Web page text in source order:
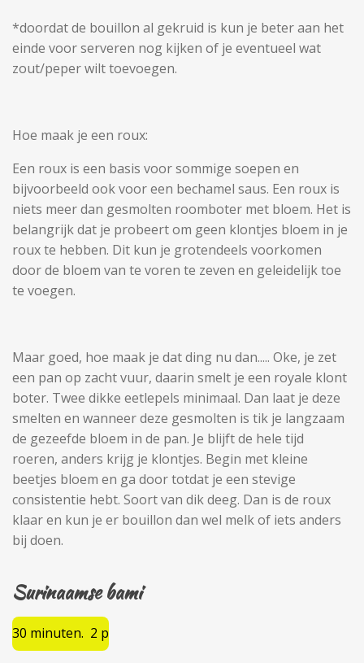
*doordat de bouillon al gekruid is kun je beter aan het
einde voor serveren nog kijken of je eventueel wat
zout/peper wilt toevoegen.
Hoe maak je een roux:
Een roux is een basis voor sommige soepen en
bijvoorbeeld ook voor een bechamel saus. Een roux is
niets meer dan gesmolten roomboter met bloem. Het is
belangrijk dat je probeert om geen klontjes bloem in je
roux te hebben. Dit kun je grotendeels voorkomen
door de bloem van te voren te zeven en geleidelijk toe
te voegen.
Maar goed, hoe maak je dat ding nu dan..... Oke, je zet
een pan op zacht vuur, daarin smelt je een royale klont
boter. Twee dikke eetlepels minimaal. Dan laat je deze
smelten en wanneer deze gesmolten is tik je langzaam
de gezeefde bloem in de pan. Je blijft de hele tijd
roeren, anders krijg je klontjes. Begin met kleine
beetjes bloem en ga door totdat je een stevige
consistentie hebt. Soort van dik deeg. Dan is de roux
klaar en kun je er bouillon dan wel melk of iets anders
bij doen.
Surinaamse bami
30 minuten. 2 p